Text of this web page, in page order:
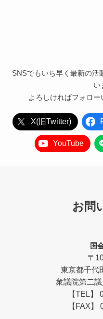
SNSでもいち早く最新の活
い
よろしければフォロー
X(旧Twitter)
YouTube
お問
国
〒
東京都千代
衆議院第二
【TEL】
【FAX】